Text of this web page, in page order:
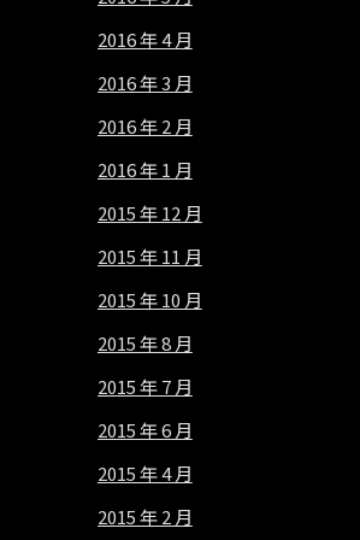
2016 年 4 月
2016 年 3 月
2016 年 2 月
2016 年 1 月
2015 年 12 月
2015 年 11 月
2015 年 10 月
2015 年 8 月
2015 年 7 月
2015 年 6 月
2015 年 4 月
2015 年 2 月